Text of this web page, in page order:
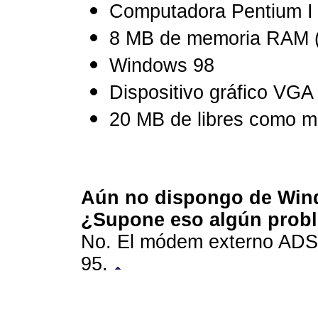
Computadora Pentium
8 MB de memoria RAM
Windows 98
Dispositivo gráfico
20 MB de libres como
Aún no dispongo de
¿Supone eso algún
No. El módem externo
95.